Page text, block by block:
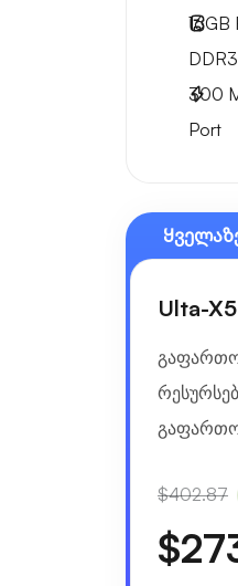
16GB
DDR3
300
Port
Ulta-X5
$402.87